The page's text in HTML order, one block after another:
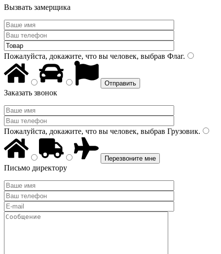
Вызвать замерщика
Пожалуйста, докажите, что вы человек, выбрав Флаг.
Заказать звонок
Пожалуйста, докажите, что вы человек, выбрав Грузовик.
Письмо директору